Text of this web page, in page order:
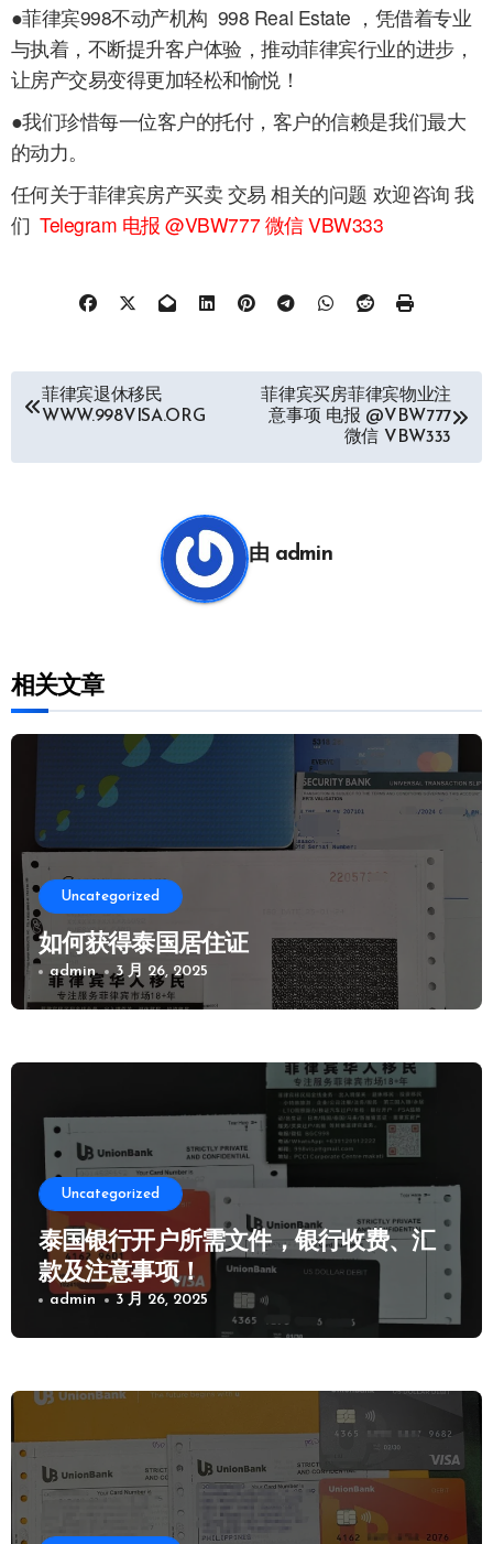
●菲律宾998不动产机构 998 Real Estate ，凭借着专业
与执着，不断提升客户体验，推动菲律宾行业的进步，
让房产交易变得更加轻松和愉悦！
●我们珍惜每一位客户的托付，客户的信赖是我们最大
的动力。
任何关于菲律宾房产买卖 交易 相关的问题 欢迎咨询 我
们Telegram 电报 @VBW777 微信 VBW333
导
菲律宾退休移民
WWW.998VISA.ORG
菲律宾买房菲律宾物业注
意事项 电报 @VBW777
微信 VBW333
由 admin
相关文章
Uncategorized
如何获得泰国居住证
admin 3 月 26, 2025
Uncategorized
泰国银行开户所需文件，银行收费、汇
款及注意事项！
admin 3 月 26, 2025